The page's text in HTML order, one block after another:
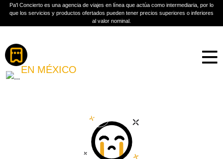
Pa'l Concierto es una agencia de viajes en línea que actúa como intermediaria, por lo
que los servicios y productos ofertados pueden tener precios superiores o inferiores
al valor nominal.
BANDIDOS FESTIVAL
EN MÉXICO
Más información